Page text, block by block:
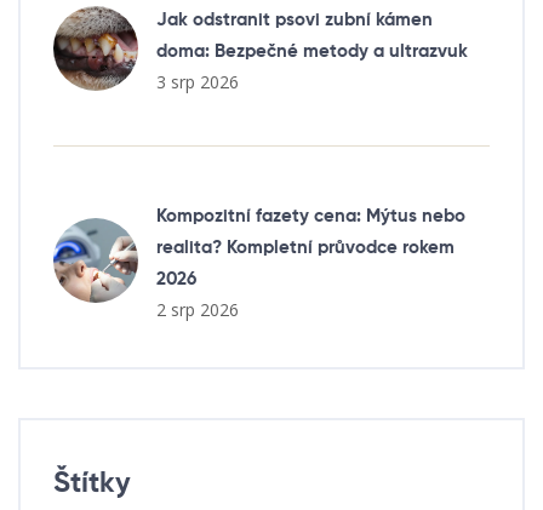
Jak odstranit psovi zubní kámen
doma: Bezpečné metody a ultrazvuk
3 srp 2026
Kompozitní fazety cena: Mýtus nebo
realita? Kompletní průvodce rokem
2026
2 srp 2026
Štítky